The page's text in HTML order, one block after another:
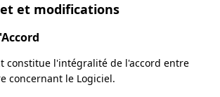
et modifications
constitue l'intégralité de l'accord entre
concernant le Logiciel.